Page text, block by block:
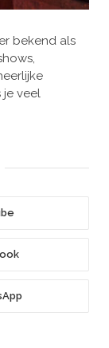
bekend als
je veel